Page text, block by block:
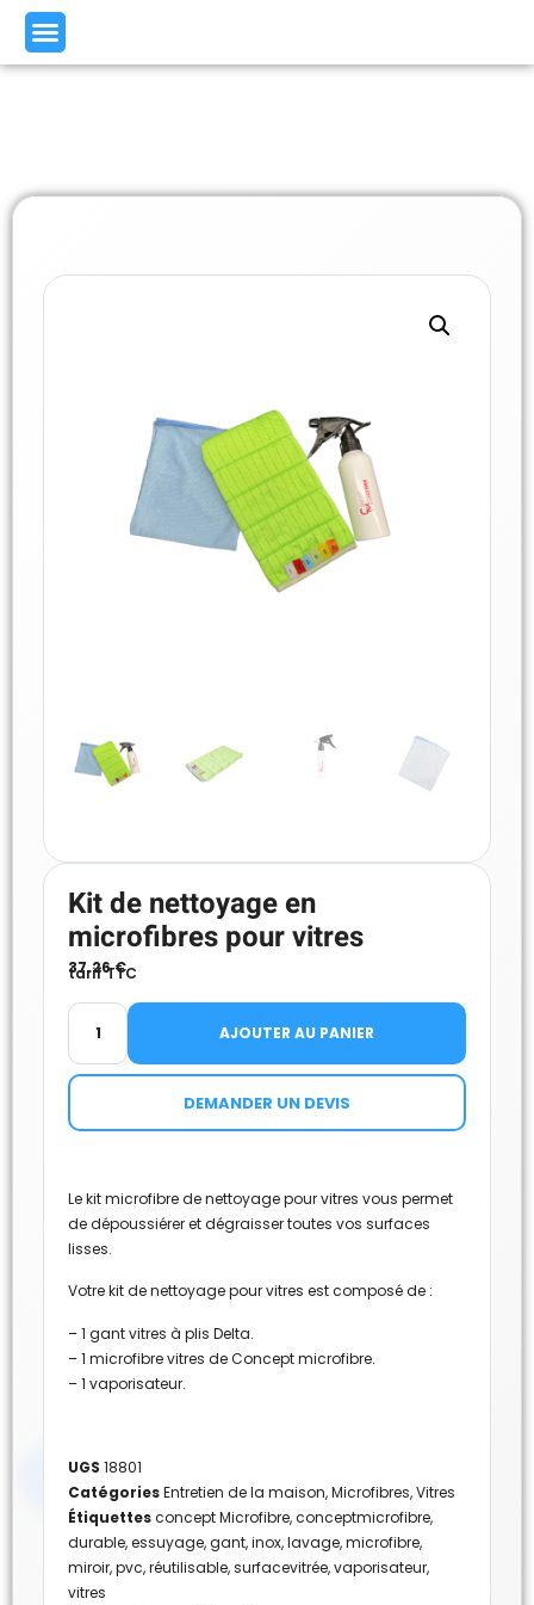
Kit de nettoyage en
microfibres pour vitres
37.26€
tarif TTC
AJOUTER AU PANIER
DEMANDER UN DEVIS
Le kit microfibre de nettoyage pour vitres vous permet
de dépoussiérer et dégraisser toutes vos surfaces
lisses.
Votre kit de nettoyage pour vitres est composé de :
– 1 gant vitres à plis Delta.
– 1 microfibre vitres de Concept microfibre.
– 1 vaporisateur.
UGS 18801
CatégoriesEntretien de la maison,Microfibres,Vitres
Étiquettesconcept Microfibre,conceptmicrofibre,
durable,essuyage,gant,inox,lavage,microfibre,
miroir,pvc,réutilisable,surfacevitrée,vaporisateur,
vitres